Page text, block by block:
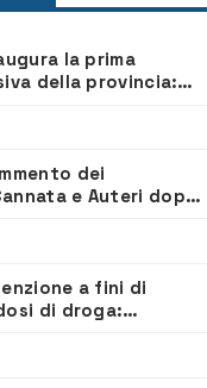
la prima
della provincia:
dei
e Auteri dopo
a fini di
di droga: